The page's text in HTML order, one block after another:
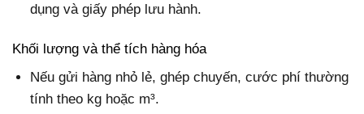
dụng và giấy phép lưu hành.
Khối lượng và thể tích hàng hóa
Nếu gửi hàng nhỏ lẻ, ghép chuyến, cước phí thường
tính theo kg hoặc m³.